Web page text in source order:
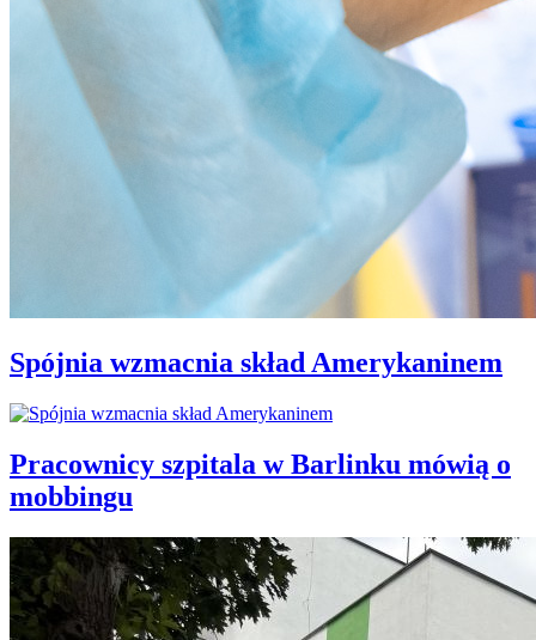
Spójnia wzmacnia skład Amerykaninem
Pracownicy szpitala w Barlinku mówią o
mobbingu